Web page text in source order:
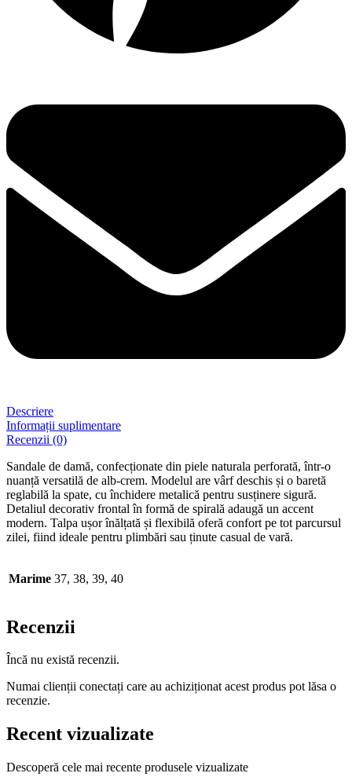
Descriere
Informații suplimentare
Recenzii (0)
Sandale de damă, confecționate din piele naturala perforată, într-o
nuanță versatilă de alb-crem. Modelul are vârf deschis și o baretă
reglabilă la spate, cu închidere metalică pentru susținere sigură.
Detaliul decorativ frontal în formă de spirală adaugă un accent
modern. Talpa ușor înălțată și flexibilă oferă confort pe tot parcursul
zilei, fiind ideale pentru plimbări sau ținute casual de vară.
Marime 37, 38, 39, 40
Recenzii
Încă nu există recenzii.
Numai clienții conectați care au achiziționat acest produs pot lăsa o
recenzie.
Recent vizualizate
Descoperă cele mai recente produsele vizualizate